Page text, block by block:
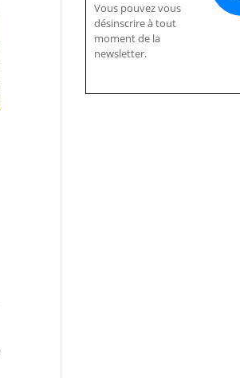
Vous pouvez vous
désinscrire à tout
moment de la
newsletter.